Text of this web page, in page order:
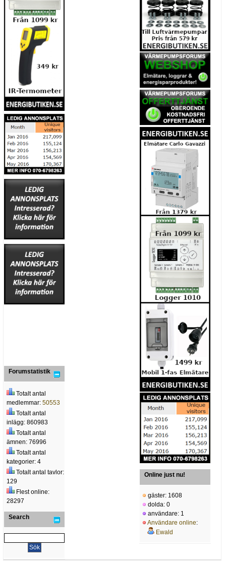
Online just nu!
gäster: 1608
dolda: 0
användare: 1
Användare online:
Ewald
Forumstatistik
Totalt antal
medlemmar: 50553
Totalt antal
inlägg: 860983
Totalt antal
ämnen: 76996
Totalt antal
kategorier: 4
Totalt antal tavlor:
129
Flest online:
28297
Search